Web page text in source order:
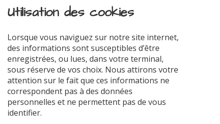
Utilisation des cookies
Lorsque vous naviguez sur notre site internet,
des informations sont susceptibles d’être
enregistrées, ou lues, dans votre terminal,
sous réserve de vos choix. Nous attirons votre
attention sur le fait que ces informations ne
correspondent pas à des données
personnelles et ne permettent pas de vous
identifier.